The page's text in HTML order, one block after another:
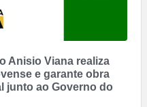
Anisio Viana realiza
e garante obra
junto ao Governo do